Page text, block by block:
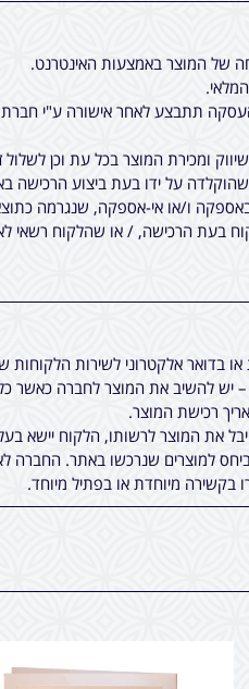
של המוצר באמצעות האינטרנט.
תתבצע לאחר אישורה ע"י
ומכירת המוצר בכל עת וכן
מכירות, תוך 7 ימי עסקים. (בהזמנת קשירות מיוחדות
ו/או אי-אספקה, שנגרמה
בעת הרכישה, / או שהלקוח רשאי
בדואר אלקטרוני לשירות
להשיב את המוצר לחברה כאשר כל
את המוצר לרשותו, הלקוח יישא
למוצרים שנרכשו באתר.
בקשירה מיוחדת או בפתיל מיוחד.